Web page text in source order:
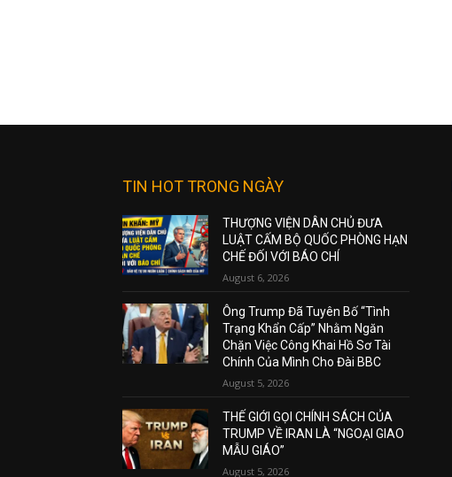
TIN HOT TRONG NGÀY
THƯỢNG VIỆN DÂN CHỦ ĐƯA
LUẬT CẤM BỘ QUỐC PHÒNG HẠN
CHẾ ĐỐI VỚI BÁO CHÍ
August 6, 2026
Ông Trump Đã Tuyên Bố “Tình
Trạng Khẩn Cấp” Nhằm Ngăn
Chặn Việc Công Khai Hồ Sơ Tài
Chính Của Mình Cho Đài BBC
August 5, 2026
THẾ GIỚI GỌI CHÍNH SÁCH CỦA
TRUMP VỀ IRAN LÀ “NGOẠI GIAO
MẪU GIÁO”
August 5, 2026